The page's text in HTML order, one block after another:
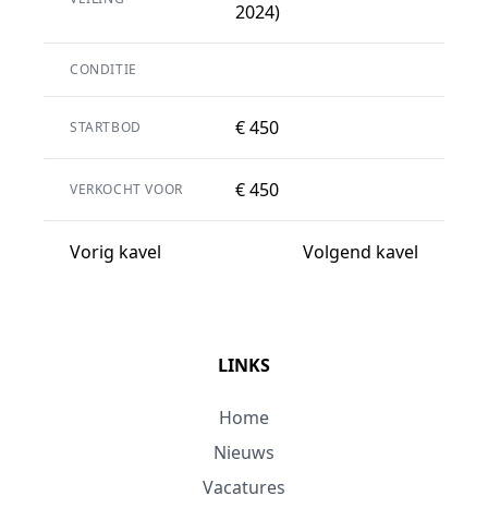
2024)
CONDITIE
STARTBOD € 450
VERKOCHT VOOR € 450
Vorig kavel Volgend kavel
LINKS
Home
Nieuws
Vacatures